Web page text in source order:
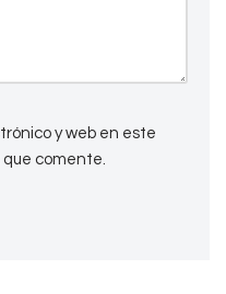
y web en este
que comente.